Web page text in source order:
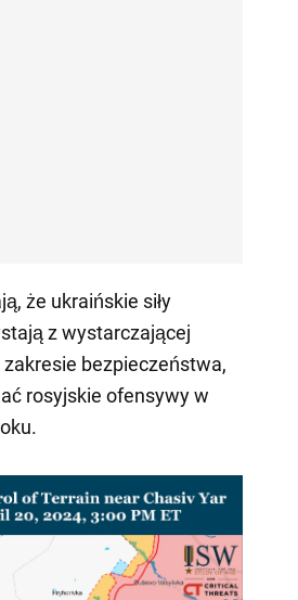
że ukraińskie siły
z wystarczającej
bezpieczeństwa,
rosyjskie ofensywy w